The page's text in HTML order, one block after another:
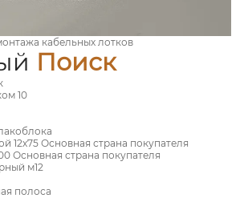
кабельных лотков
Поиск
10
12х75 Основная страна покупателя
Основная страна покупателя
м12
полоса